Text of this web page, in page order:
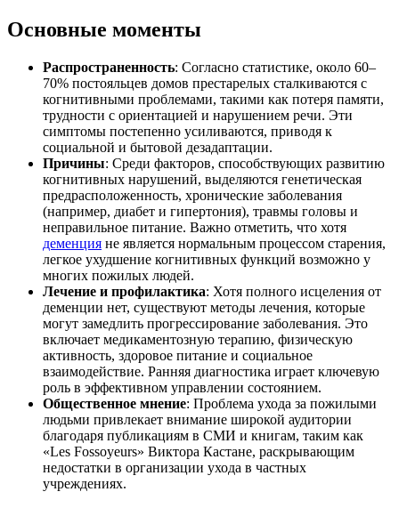
Основные моменты
Распространенность: Согласно статистике, около 60–
70% постояльцев домов престарелых сталкиваются с
когнитивными проблемами, такими как потеря памяти,
трудности с ориентацией и нарушением речи. Эти
симптомы постепенно усиливаются, приводя к
социальной и бытовой дезадаптации.
Причины: Среди факторов, способствующих развитию
когнитивных нарушений, выделяются генетическая
предрасположенность, хронические заболевания
(например, диабет и гипертония), травмы головы и
неправильное питание. Важно отметить, что хотя
деменция не является нормальным процессом старения,
легкое ухудшение когнитивных функций возможно у
многих пожилых людей.
Лечение и профилактика: Хотя полного исцеления от
деменции нет, существуют методы лечения, которые
могут замедлить прогрессирование заболевания. Это
включает медикаментозную терапию, физическую
активность, здоровое питание и социальное
взаимодействие. Ранняя диагностика играет ключевую
роль в эффективном управлении состоянием.
Общественное мнение: Проблема ухода за пожилыми
людьми привлекает внимание широкой аудитории
благодаря публикациям в СМИ и книгам, таким как
«Les Fossoyeurs» Виктора Кастане, раскрывающим
недостатки в организации ухода в частных
учреждениях.